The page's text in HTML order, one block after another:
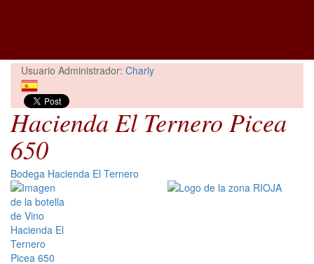
Usuario Administrador: Charly
Hacienda El Ternero Picea
650
Bodega Hacienda El Ternero